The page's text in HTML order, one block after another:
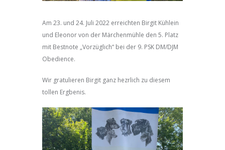
Am 23. und 24. Juli 2022 erreichten Birgit Kühlein
und Eleonor von der Märchenmühle den 5. Platz
mit Bestnote „Vorzüglich“ bei der 9. PSK DM/DJM
Obedience.
Wir gratulieren Birgit ganz hezrlich zu diesem
tollen Ergbenis.